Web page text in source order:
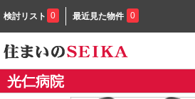
検討リスト 0 最近見た物件 0
光仁病院